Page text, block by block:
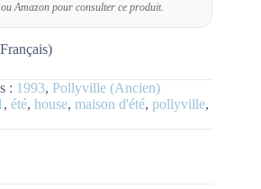
Amazon pour consulter ce produit.
: 1993, Pollyville (Ancien)
, été, house, maison d'été, pollyville,